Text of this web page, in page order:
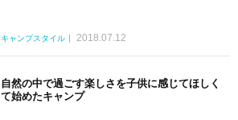
キャンプスタイル 2018.07.12
自然の中で過ごす楽しさを子供に感じてほしく
て始めたキャンプ